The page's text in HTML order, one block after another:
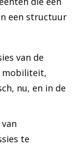
een structuur
van de
mobiliteit,
nu, en in de
te